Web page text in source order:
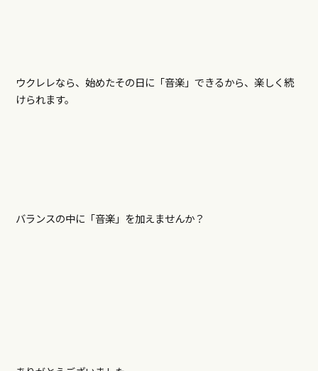
ウクレレなら、始めたその日に「音楽」できるから、楽しく続
けられます。
バランスの中に「音楽」を加えませんか？